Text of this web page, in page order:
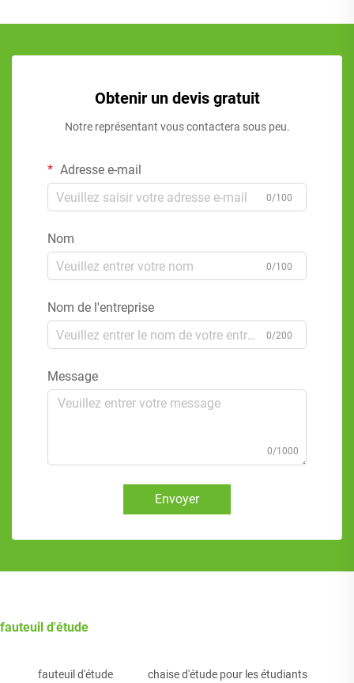
Obtenir un devis gratuit
Notre représentant vous contactera sous peu.
Adresse e-mail
0/100
Nom
0/100
Nom de l'entreprise
0/200
Message
0/1000
Envoyer
fauteuil d'étude
fauteuil d'étude chaise d'étude pour les étudiants